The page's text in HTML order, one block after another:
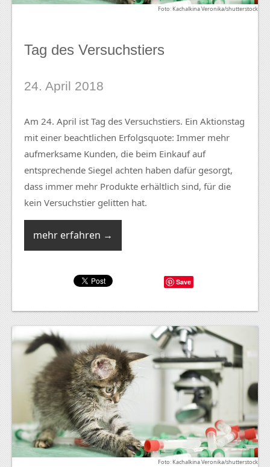
Foto: Kachalkina Veronika/shutterstock
Tag des Versuchstiers
24. April 2018
Am 24. April ist Tag des Versuchstiers. Ein Aktionstag
mit einer beachtlichen Erfolgsquote: Immer mehr
aufmerksame Kunden, die beim Einkauf auf
entsprechende Siegel achten haben dafür gesorgt,
dass immer mehr Produkte erhältlich sind, für die
kein Versuchstier gelitten hat.
mehr erfahren →
Save
Foto: Kachalkina Veronika/shutterstock